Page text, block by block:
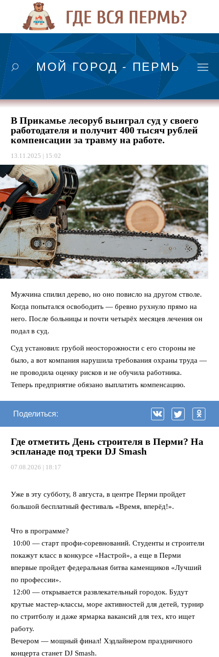
МОЙ ГОРОД - ПЕРМЬ
В Прикамье лесоруб выиграл суд у своего
работодателя и получит 400 тысяч рублей
компенсации за травму на работе.
13.11.2025 | 15:02
Мужчина спилил дерево, но оно повисло на другом стволе.
Когда попытался освободить — бревно рухнуло прямо на
него. После больницы и почти четырёх месяцев лечения он
подал в суд.
Суд установил: грубой неосторожности с его стороны не
было, а вот компания нарушила требования охраны труда —
не проводила оценку рисков и не обучила работника.
Теперь предприятие обязано выплатить компенсацию.
Поделиться:
Где отметить День строителя в Перми? На
эспланаде под треки DJ Smash
07.08.2026 | 18:17
Уже в эту субботу, 8 августа, в центре Перми пройдет
большой бесплатный фестиваль «Время, вперёд!».
Что в программе?
10:00 — старт профи-соревнований. Студенты и строители
покажут класс в конкурсе «Настрой», а еще в Перми
впервые пройдет федеральная битва каменщиков «Лучший
по профессии».
12:00 — открывается развлекательный городок. Будут
крутые мастер-классы, море активностей для детей, турнир
по стритболу и даже ярмарка вакансий для тех, кто ищет
работу.
Вечером — мощный финал! Хэдлайнером праздничного
концерта станет DJ Smash.